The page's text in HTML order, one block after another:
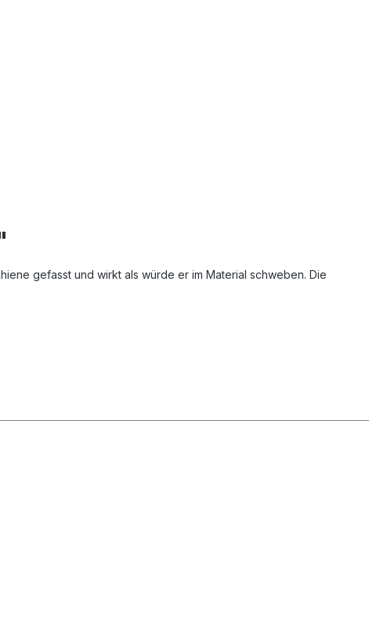
gefasst und wirkt als würde er im Material schweben. Die